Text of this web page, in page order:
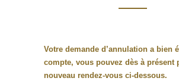
Votre demande d’annulation a bien
compte, vous pouvez dès à présent
nouveau rendez-vous ci-dessous.